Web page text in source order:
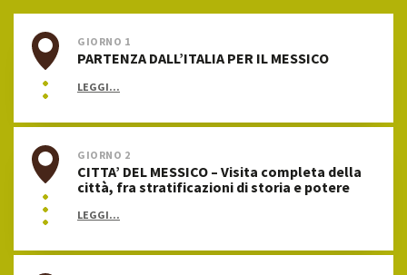
GIORNO 1
PARTENZA DALL’ITALIA PER IL MESSICO
LEGGI...
GIORNO 2
CITTA’ DEL MESSICO – Visita completa della
città, fra stratificazioni di storia e potere
LEGGI...